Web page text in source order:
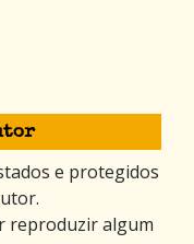
e protegidos
reproduzir algum